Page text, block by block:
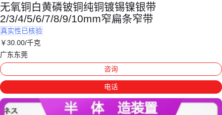
无氧铜白黄磷铍铜纯铜镀锡镍银带
2/3/4/5/6/7/8/9/10mm窄扁条窄带
真实性已核验
￥30 .00/千克
广东东莞
咨询
电话